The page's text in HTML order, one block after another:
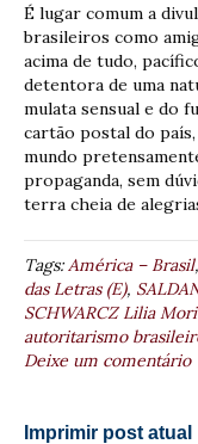
É lugar comum a
brasileiros como
acima de tudo,
detentora de uma
mulata sensual e do
cartão postal do
mundo
propaganda, sem
terra cheia de
Tags:América – Brasil,
das Letras (E),
SCHWARCZ Lilia
autoritarismo
Deixe um comentário
Imprimir post atual